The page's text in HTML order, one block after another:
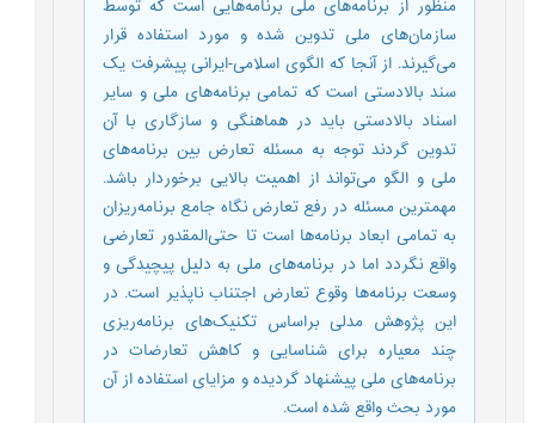
منظور از برنامه‌های ملی برنامه‌هایی است که توسط
سازمان‌های ملی تدوین شده و مورد استفاده قرار
می‌گیرند. از آنجا که الگوی اسلامی-ایرانی پیشرفت یک
سند بالادستی است که تمامی برنامه‌های ملی و سایر
اسناد بالادستی باید در هماهنگی و سازگاری با آن
تدوین گردند توجه به مسئله تعارض بین برنامه‌های
ملی و الگو می‌تواند از اهمیت بالایی برخوردار باشد.
مهمترین مسئله در رفع تعارض نگاه جامع برنامه‌ریزان
به تمامی ابعاد برنامه‌ها است تا حتی‌المقدور تعارضی
واقع نگردد اما در برنامه‌های ملی به دلیل پیچیدگی و
وسعت برنامه‌ها وقوع تعارض اجتناب ناپذیر است. در
این پژوهش مدلی براساس تکنیک‌های برنامه‌ریزی
چند معیاره برای شناسایی و کاهش تعارضات در
برنامه‌های ملی پیشنهاد گردیده و مزایای استفاده از آن
مورد بحث واقع شده است.